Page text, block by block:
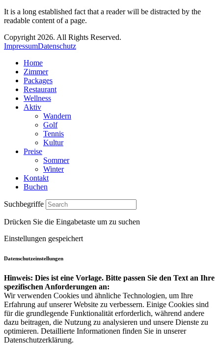
It is a long established fact that a reader will be distracted by the
readable content of a page.
Copyright 2026. All Rights Reserved.
ImpressumDatenschutz
Home
Zimmer
Packages
Restaurant
Wellness
Aktiv
Wandern
Golf
Tennis
Kultur
Preise
Sommer
Winter
Kontakt
Buchen
Suchbegriffe
Drücken Sie die Eingabetaste um zu suchen
Einstellungen gespeichert
Datenschutzeinstellungen
Hinweis: Dies ist eine Vorlage. Bitte passen Sie den Text an Ihre
spezifischen Anforderungen an:
Wir verwenden Cookies und ähnliche Technologien, um Ihre
Erfahrung auf unserer Website zu verbessern. Einige Cookies sind
für die grundlegende Funktionalität erforderlich, während andere
dazu beitragen, die Nutzung zu analysieren und unsere Dienste zu
optimieren. Detaillierte Informationen finden Sie in unserer
Datenschutzerklärung.